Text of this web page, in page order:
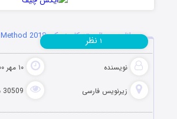
دانلود سریال متد کامینسکی The Kominsky Method 2018
نویسنده ۱۰ مهر ۱۴۰۰
زیرنویس فارسی 30509 بازدید
۱ نظر